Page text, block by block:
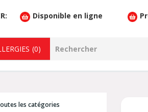
Disponible en ligne
(0)
les catégories